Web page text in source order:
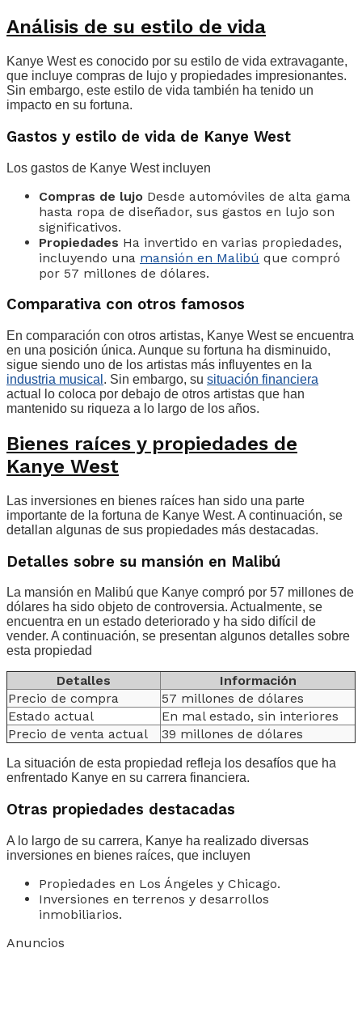
Análisis de su estilo de vida
Kanye West es conocido por su estilo de vida extravagante,
que incluye compras de lujo y propiedades impresionantes.
Sin embargo, este estilo de vida también ha tenido un
impacto en su fortuna.
Gastos y estilo de vida de Kanye West
Los gastos de Kanye West incluyen
Compras de lujo Desde automóviles de alta gama
hasta ropa de diseñador, sus gastos en lujo son
significativos.
Propiedades Ha invertido en varias propiedades,
incluyendo una mansión en Malibú que compró
por 57 millones de dólares.
Comparativa con otros famosos
En comparación con otros artistas, Kanye West se encuentra
en una posición única. Aunque su fortuna ha disminuido,
sigue siendo uno de los artistas más influyentes en la
industria musical . Sin embargo, su situación financiera
actual lo coloca por debajo de otros artistas que han
mantenido su riqueza a lo largo de los años.
Bienes raíces y propiedades de
Kanye West
Las inversiones en bienes raíces han sido una parte
importante de la fortuna de Kanye West. A continuación, se
detallan algunas de sus propiedades más destacadas.
Detalles sobre su mansión en Malibú
La mansión en Malibú que Kanye compró por 57 millones de
dólares ha sido objeto de controversia. Actualmente, se
encuentra en un estado deteriorado y ha sido difícil de
vender. A continuación, se presentan algunos detalles sobre
esta propiedad
Detalles
Información
Precio de compra
57 millones de dólares
Estado actual
En mal estado, sin interiores
Precio de venta actual
39 millones de dólares
La situación de esta propiedad refleja los desafíos que ha
enfrentado Kanye en su carrera financiera.
Otras propiedades destacadas
A lo largo de su carrera, Kanye ha realizado diversas
inversiones en bienes raíces, que incluyen
Propiedades en Los Ángeles y Chicago.
Inversiones en terrenos y desarrollos
inmobiliarios.
Anuncios